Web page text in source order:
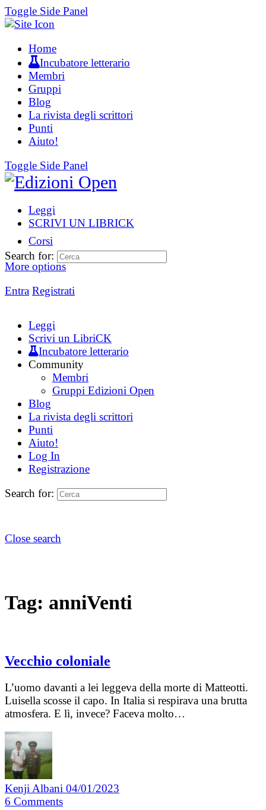
Toggle Side Panel
Home
Incubatore letterario
Membri
Gruppi
Blog
La rivista degli scrittori
Punti
Aiuto!
Toggle Side Panel
Leggi
SCRIVI UN LIBRICK
Corsi
More options
Entra Registrati
Search for:
Leggi
Scrivi un LibriCK
Incubatore letterario
Community
Membri
Gruppi Edizioni Open
Blog
La rivista degli scrittori
Punti
Aiuto!
Log In
Registrazione
Search for:
Close search
Tag: anniVenti
Vecchio coloniale
L’uomo davanti a lei leggeva della morte di Matteotti.
Luisella scosse il capo. In Italia si respirava una brutta
atmosfera. E lì, invece? Faceva molto…
Kenji Albani 04/01/2023
6 Comments